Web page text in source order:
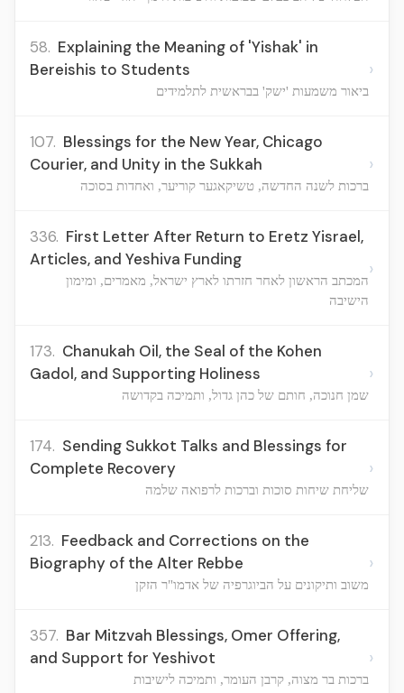
58. Explaining the Meaning of 'Yishak' in
Bereishis to Students
ביאור משמעות 'ישק' בבראשית לתלמידים
›
107. Blessings for the New Year, Chicago
Courier, and Unity in the Sukkah
ברכות לשנה החדשה, טשיקאגער קוריער, ואחדות בסוכה
›
336. First Letter After Return to Eretz Yisrael,
Articles, and Yeshiva Funding
המכתב הראשון לאחר חזרתו לארץ ישראל, מאמרים, ומימון
הישיבה
›
173. Chanukah Oil, the Seal of the Kohen
Gadol, and Supporting Holiness
שמן חנוכה, חותם של כהן גדול, ותמיכה בקדושה
›
174. Sending Sukkot Talks and Blessings for
Complete Recovery
שליחת שיחות סוכות וברכות לרפואה שלמה
›
213. Feedback and Corrections on the
Biography of the Alter Rebbe
משוב ותיקונים על הביוגרפיה של אדמו"ר הזקן
›
357. Bar Mitzvah Blessings, Omer Offering,
and Support for Yeshivot
ברכות בר מצוה, קרבן העומר, ותמיכה לישיבות
›